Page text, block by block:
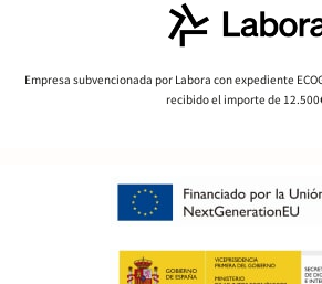
Empresa subvencionada por Labora con expediente
recibido el importe de